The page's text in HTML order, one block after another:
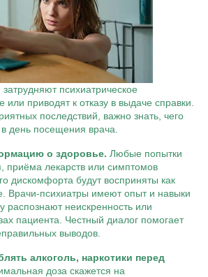
психиатрическое
или приводят к отказу в выдаче справки.
последствий, важно знать, чего
день посещения врача.
о здоровье. Любые попытки
приёма лекарств или симптомов
дискомфорта будут восприняты как
Врачи-психиатры имеют опыт и навыки
распознают неискренность или
пациента. Честный диалог помогает
выводов.
алкоголь, наркотики перед
доза скажется на